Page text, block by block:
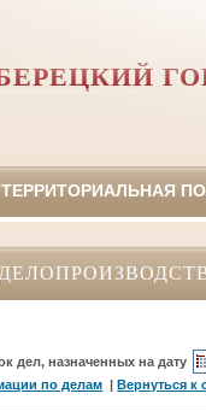
ТЕРРИТОРИАЛЬНАЯ
дел, назначенных на дату
по делам |Вернуться к